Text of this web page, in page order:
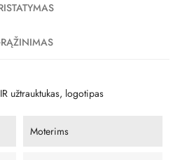
užtrauktukas, logotipas
Moterims